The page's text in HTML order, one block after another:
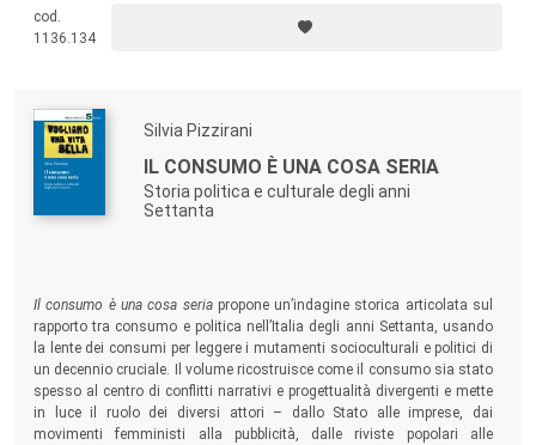
cod.
1136.134
Silvia Pizzirani
IL CONSUMO È UNA COSA SERIA
Storia politica e culturale degli anni
Settanta
Il consumo è una cosa seriapropone un’indagine storica articolata sul
rapporto tra consumo e politica nell’Italia degli anni Settanta, usando
la lente dei consumi per leggere i mutamenti socioculturali e politici di
un decennio cruciale. Il volume ricostruisce come il consumo sia stato
spesso al centro di conflitti narrativi e progettualità divergenti e mette
in luce il ruolo dei diversi attori – dallo Stato alle imprese, dai
movimenti femministi alla pubblicità, dalle riviste popolari alle